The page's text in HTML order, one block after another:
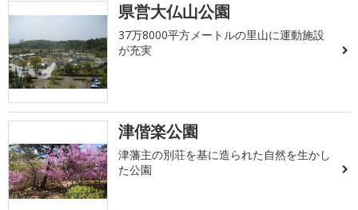
県営大仏山公園
37万8000平方メートルの里山に運動施設
が充実
津偕楽公園
津藩主の別荘を基に造られた自然を生かし
た公園